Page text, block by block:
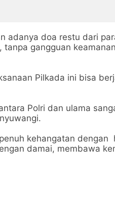
adanya doa restu dari
gangguan
Pilkada ini bisa
Polri dan ulama
kehangatan dengan
damai, membawa